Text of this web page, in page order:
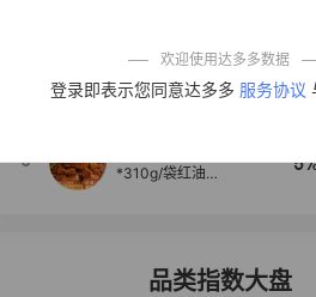
欢迎使用达多多数据
登录即表示您同意达多多 服务协议
免煮开袋即食劲
艾草抽绳式免撕
垃圾袋大号特厚
5
*310g/袋红油麻
品类指数大盘